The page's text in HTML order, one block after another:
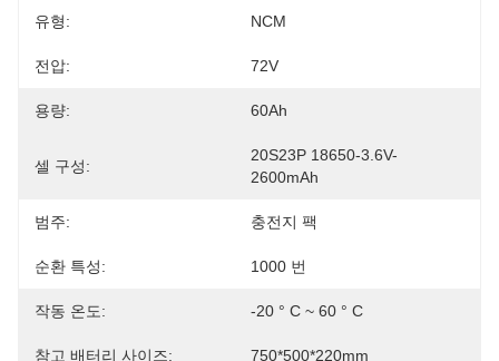
유형: NCM
전압: 72V
용량: 60Ah
셀 구성:
20S23P 18650-3.6V-
2600mAh
범주: 충전지 팩
순환 특성: 1000 번
작동 온도: -20 ° C ~ 60 ° C
참고 배터리 사이즈: 750*500*220mm